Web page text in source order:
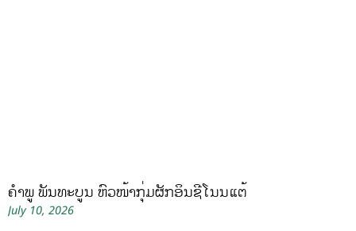
ຄໍາພູ ພັນທະບູນ ຫົວໜ້າກຸ່ມຜັກອິນຊີໂນນແຕ້
July 10, 2026